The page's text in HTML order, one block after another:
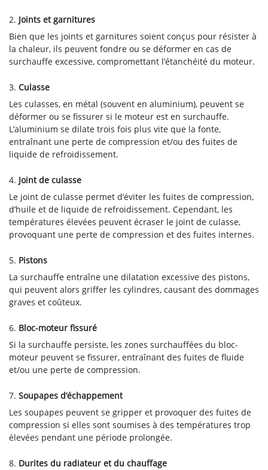
2. Joints et garnitures
Bien que les joints et garnitures soient conçus pour résister à
la chaleur, ils peuvent fondre ou se déformer en cas de
surchauffe excessive, compromettant l’étanchéité du moteur.
3. Culasse
Les culasses, en métal (souvent en aluminium), peuvent se
déformer ou se fissurer si le moteur est en surchauffe.
L’aluminium se dilate trois fois plus vite que la fonte,
entraînant une perte de compression et/ou des fuites de
liquide de refroidissement.
4. Joint de culasse
Le joint de culasse permet d’éviter les fuites de compression,
d’huile et de liquide de refroidissement. Cependant, les
températures élevées peuvent écraser le joint de culasse,
provoquant une perte de compression et des fuites internes.
5. Pistons
La surchauffe entraîne une dilatation excessive des pistons,
qui peuvent alors griffer les cylindres, causant des dommages
graves et coûteux.
6. Bloc-moteur fissuré
Si la surchauffe persiste, les zones surchauffées du bloc-
moteur peuvent se fissurer, entraînant des fuites de fluide
et/ou une perte de compression.
7. Soupapes d’échappement
Les soupapes peuvent se gripper et provoquer des fuites de
compression si elles sont soumises à des températures trop
élevées pendant une période prolongée.
8. Durites du radiateur et du chauffage